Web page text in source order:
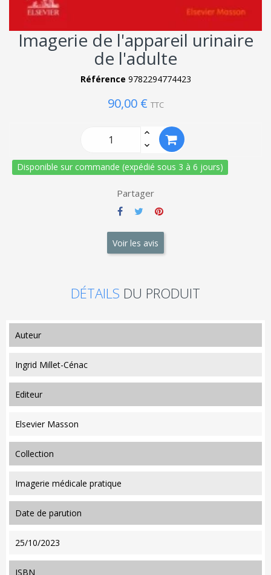
Imagerie de l'appareil urinaire
de l'adulte
Référence 9782294774423
90,00 € TTC
Disponible sur commande (expédié sous 3 à 6 jours)
Partager
Voir les avis
DÉTAILS DU PRODUIT
auteur
Ingrid Millet-Cénac
editeur
Elsevier Masson
collection
Imagerie médicale pratique
date de parution
25/10/2023
ISBN